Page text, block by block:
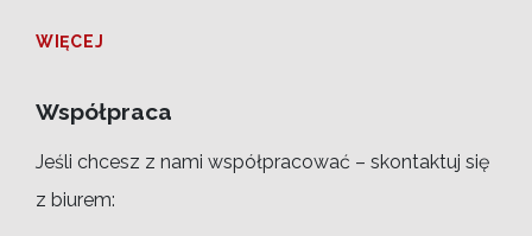
WIĘCEJ
Współpraca
Jeśli chcesz z nami współpracować – skontaktuj się
z biurem: